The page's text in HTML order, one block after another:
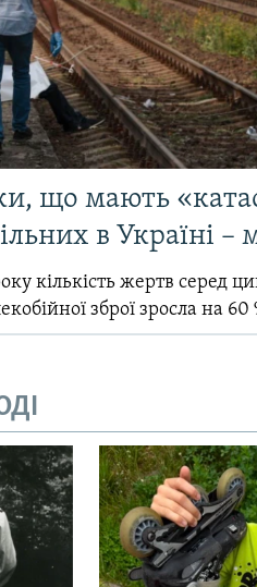
що мають
в Україні –
кількість жертв серед
зброї зросла на 60